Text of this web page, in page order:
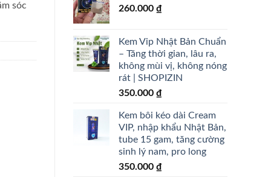
260.000 ₫
Kem Vip Nhật Bản Chuẩn
– Tăng thời gian, lâu ra,
không mùi vị, không nóng
rát | SHOPIZIN
350.000 ₫
Kem bôi kéo dài Cream
VIP, nhập khẩu Nhật Bản,
tube 15 gam, tăng cường
sinh lý nam, pro long
350.000 ₫
sóc